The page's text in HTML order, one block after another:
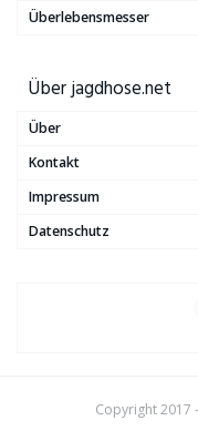
Überlebensmesser
Über jagdhose.net
Über
Kontakt
Impressum
Datenschutz
Copyright